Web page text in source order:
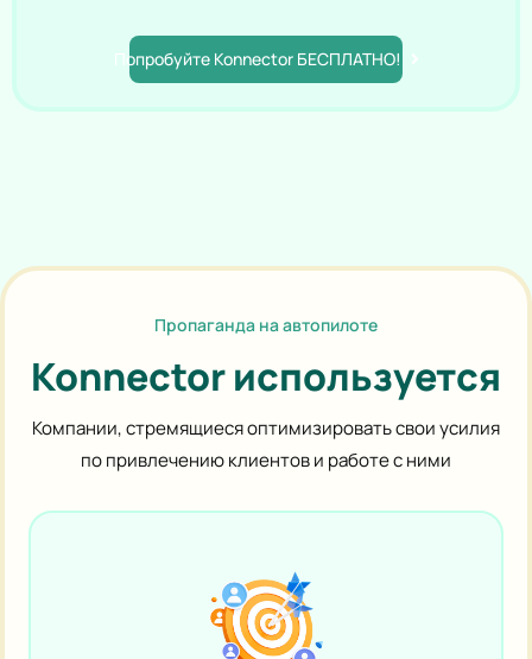
Попробуйте Konnector БЕСПЛАТНО!
Пропаганда на автопилоте
Konnector используется
Компании, стремящиеся оптимизировать свои усилия
по привлечению клиентов и работе с ними